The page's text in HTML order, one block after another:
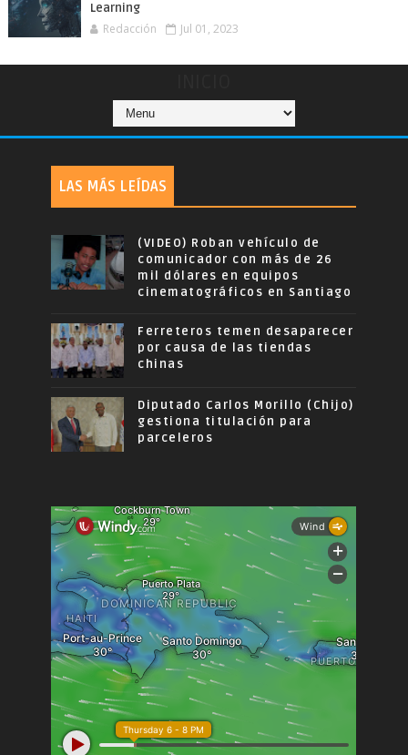
Learning
Redacción Jul 01, 2023
LAS MÁS LEÍDAS
(VIDEO) Roban vehículo de
comunicador con más de 26
mil dólares en equipos
cinematográficos en Santiago
Ferreteros temen desaparecer
por causa de las tiendas
chinas
Diputado Carlos Morillo (Chijo)
gestiona titulación para
parceleros